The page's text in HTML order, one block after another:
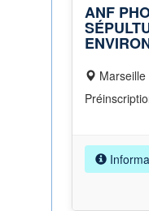
ANF
Marseille